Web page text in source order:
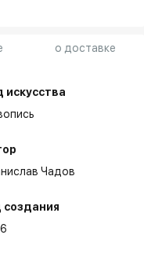
о доставке
искусства
Чадов
создания